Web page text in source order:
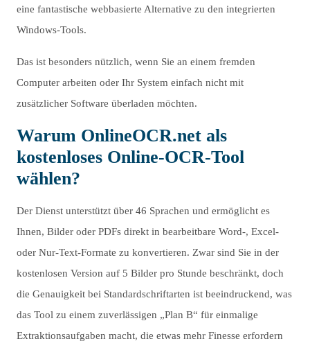
eine fantastische webbasierte Alternative zu den integrierten
Windows-Tools.
Das ist besonders nützlich, wenn Sie an einem fremden
Computer arbeiten oder Ihr System einfach nicht mit
zusätzlicher Software überladen möchten.
Warum OnlineOCR.net als
kostenloses Online-OCR-Tool
wählen?
Der Dienst unterstützt über 46 Sprachen und ermöglicht es
Ihnen, Bilder oder PDFs direkt in bearbeitbare Word-, Excel-
oder Nur-Text-Formate zu konvertieren. Zwar sind Sie in der
kostenlosen Version auf 5 Bilder pro Stunde beschränkt, doch
die Genauigkeit bei Standardschriftarten ist beeindruckend, was
das Tool zu einem zuverlässigen „Plan B“ für einmalige
Extraktionsaufgaben macht, die etwas mehr Finesse erfordern